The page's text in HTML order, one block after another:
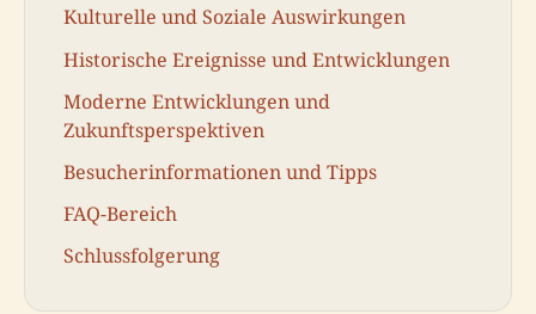
Kulturelle und Soziale Auswirkungen
Historische Ereignisse und Entwicklungen
Moderne Entwicklungen und
Zukunftsperspektiven
Besucherinformationen und Tipps
FAQ-Bereich
Schlussfolgerung